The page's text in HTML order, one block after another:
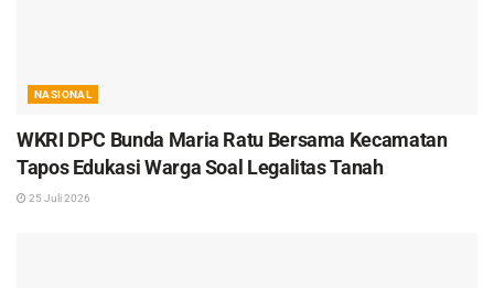
NASIONAL
WKRI DPC Bunda Maria Ratu Bersama Kecamatan
Tapos Edukasi Warga Soal Legalitas Tanah
25 Juli 2026